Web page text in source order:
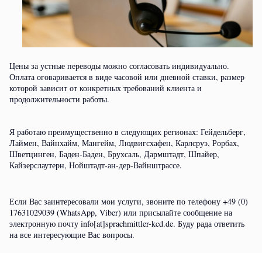
Цены за устные переводы можно согласовать индивидуально.
Оплата оговаривается в виде часовой или дневной ставки, размер
которой зависит от конкретных требований клиента и
продолжительности работы.
Я работаю преимущественно в следующих регионах: Гейдельберг,
Лаймен, Вайнхайм, Мангейм, Людвигсхафен, Карлсруэ, Рорбах,
Шветцинген, Баден-Баден, Брухсаль, Дармштадт, Шпайер,
Кайзерслаутерн, Нойштадт-ан-дер-Вайнштрассе.
Если Вас заинтересовали мои услуги, звоните по телефону +49 (0)
17631029039 (WhatsApp, Viber) или присылайте сообщение на
электронную почту info[at]sprachmittler-kcd.de. Буду рада ответить
на все интересующие Вас вопросы.